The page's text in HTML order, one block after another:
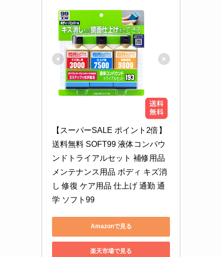
【スーパーSALE ポイント2倍】
送料無料 SOFT99 液体コンパウ
ンドトライアルセット 補修用品
メンテナンス用品 ボディ キズ消
し 修復 ケア用品 仕上げ 通勤 通
学 ソフト99
Amazonで見る
楽天市場で見る